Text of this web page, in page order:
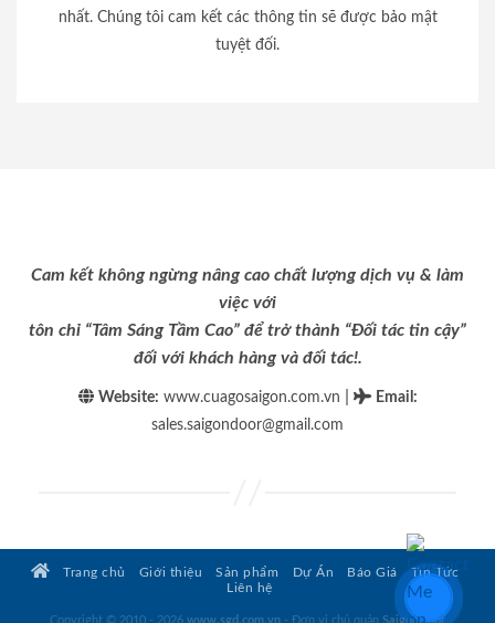
nhất. Chúng tôi cam kết các thông tin sẽ được bảo mật
tuyệt đối.
Cam kết không ngừng nâng cao chất lượng dịch vụ & làm
việc với
tôn chỉ “Tâm Sáng Tầm Cao” để trở thành “Đối tác tin cậy”
đối với khách hàng và đối tác!.
Website: www.cuagosaigon.com.vn Email :
sales.saigondoor@gmail.com
Trang chủ Giới thiệu Sản phẩm Dự Án Báo Giá
Tin Tức
Liên hệ
Copyright © 2010 - 2026 www.sgd.com.vn - Đơn vị chủ quản SaigonDoor